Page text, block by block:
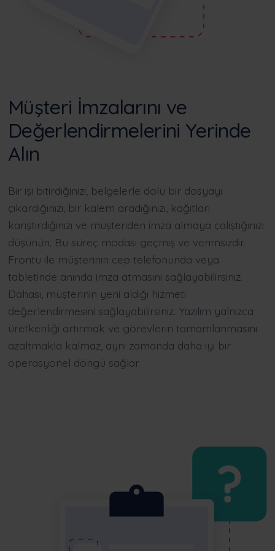
Müşteri İmzalarını ve
Değerlendirmelerini Yerinde
Alın
Bir işi bitirdiğinizi, belgelerle dolu bir dosyayı
çıkardığınızı, bir kalem aradığınızı, kağıtları
karıştırdığınızı ve müşteriden imza almaya çalıştığınızı
düşünün. Bu süreç modası geçmiş ve verimsizdir.
Frontu ile müşterinin cep telefonunda veya
tabletinde anında imza atmasını sağlayabilirsiniz.
Dahası, müşterinin yeni aldığı hizmeti
değerlendirmesini sağlayabilirsiniz. Yazılım yalnızca
üretkenliği artırmak ve görevlerin tamamlanmasını
azaltmakla kalmaz, aynı zamanda daha iyi bir
operasyonel döngü sağlar.